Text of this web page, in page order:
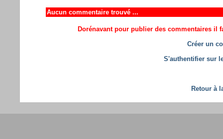
Aucun commentaire trouvé ...
Dorénavant pour publier des commentaires il
Créer un
S'authentifier sur
Retour à